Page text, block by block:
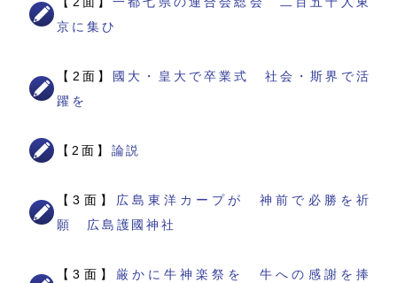
京に集ひ
【2面】
國大・皇大で卒業式 社会・斯界で活
躍を
【2面】 論説
【3面】 広島東洋カープが 神前で必勝を祈
願 広島護國神社
【3面】 厳かに牛神楽祭を 牛への感謝を捧